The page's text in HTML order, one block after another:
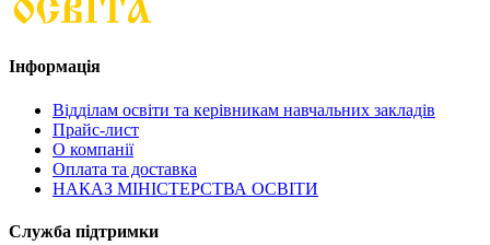
Інформація
Відділам освіти та керівникам навчальних закладів
Прайс-лист
О компанії
Оплата та доставка
НАКАЗ МІНІСТЕРСТВА ОСВІТИ
Служба підтримки